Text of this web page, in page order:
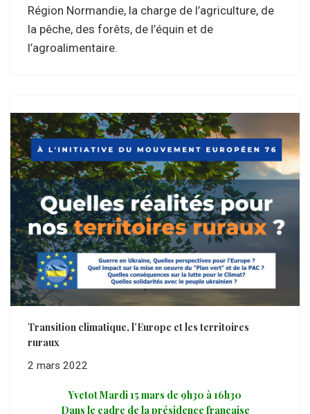
Région Normandie, la charge de l’agriculture, de
la pêche, des forêts, de l’équin et de
l’agroalimentaire.
Transition climatique, l’Europe et les territoires
ruraux
2 mars 2022
Yvetot Mardi 15 mars de 9h30 à 16h30
Dans le cadre de la présidence française